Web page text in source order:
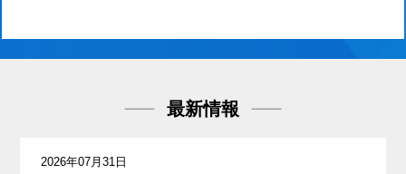
最新情報
2026年07月31日